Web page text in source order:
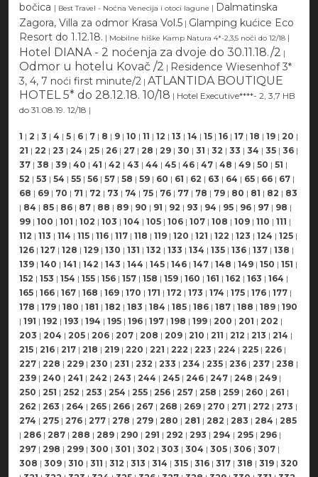
bočica | Best Travel - Noćna Venecija i otoci lagune | Dalmatinska
Zagora, Villa za odmor Krasa Vol.5 | Glamping kućice Eco
Resort do 1.12.18. | Mobilne hiške Kamp Natura 4*-2,3,5 noći do 12/18 |
Hotel DIANA - 2 noćenja za dvoje do 30.11.18./2 |
Odmor u hotelu Kovač /2 | Residence Wiesenhof 3*
3, 4, 7 noći first minute/2 | ATLANTIDA BOUTIQUE
HOTEL 5* do 28.12.18. 10/18 | Hotel Executive****- 2, 3,7 HB
do 31.08.19. 12/18 |
1 | 2 | 3 | 4 | 5 | 6 | 7 | 8 | 9 | 10 | 11 | 12 | 13 | 14 | 15 | 16 | 17 | 18 | 19 | 20 |
21 | 22 | 23 | 24 | 25 | 26 | 27 | 28 | 29 | 30 | 31 | 32 | 33 | 34 | 35 | 36 |
37 | 38 | 39 | 40 | 41 | 42 | 43 | 44 | 45 | 46 | 47 | 48 | 49 | 50 | 51 |
52 | 53 | 54 | 55 | 56 | 57 | 58 | 59 | 60 | 61 | 62 | 63 | 64 | 65 | 66 | 67 |
68 | 69 | 70 | 71 | 72 | 73 | 74 | 75 | 76 | 77 | 78 | 79 | 80 | 81 | 82 | 83
| 84 | 85 | 86 | 87 | 88 | 89 | 90 | 91 | 92 | 93 | 94 | 95 | 96 | 97 | 98 |
99 | 100 | 101 | 102 | 103 | 104 | 105 | 106 | 107 | 108 | 109 | 110 | 111 |
112 | 113 | 114 | 115 | 116 | 117 | 118 | 119 | 120 | 121 | 122 | 123 | 124 | 125 |
126 | 127 | 128 | 129 | 130 | 131 | 132 | 133 | 134 | 135 | 136 | 137 | 138 |
139 | 140 | 141 | 142 | 143 | 144 | 145 | 146 | 147 | 148 | 149 | 150 | 151 |
152 | 153 | 154 | 155 | 156 | 157 | 158 | 159 | 160 | 161 | 162 | 163 | 164 |
165 | 166 | 167 | 168 | 169 | 170 | 171 | 172 | 173 | 174 | 175 | 176 | 177 |
178 | 179 | 180 | 181 | 182 | 183 | 184 | 185 | 186 | 187 | 188 | 189 | 190
| 191 | 192 | 193 | 194 | 195 | 196 | 197 | 198 | 199 | 200 | 201 | 202 |
203 | 204 | 205 | 206 | 207 | 208 | 209 | 210 | 211 | 212 | 213 | 214 |
215 | 216 | 217 | 218 | 219 | 220 | 221 | 222 | 223 | 224 | 225 | 226 |
227 | 228 | 229 | 230 | 231 | 232 | 233 | 234 | 235 | 236 | 237 | 238 |
239 | 240 | 241 | 242 | 243 | 244 | 245 | 246 | 247 | 248 | 249 |
250 | 251 | 252 | 253 | 254 | 255 | 256 | 257 | 258 | 259 | 260 | 261 |
262 | 263 | 264 | 265 | 266 | 267 | 268 | 269 | 270 | 271 | 272 | 273 |
274 | 275 | 276 | 277 | 278 | 279 | 280 | 281 | 282 | 283 | 284 | 285
| 286 | 287 | 288 | 289 | 290 | 291 | 292 | 293 | 294 | 295 | 296 |
297 | 298 | 299 | 300 | 301 | 302 | 303 | 304 | 305 | 306 | 307 |
308 | 309 | 310 | 311 | 312 | 313 | 314 | 315 | 316 | 317 | 318 | 319 | 320